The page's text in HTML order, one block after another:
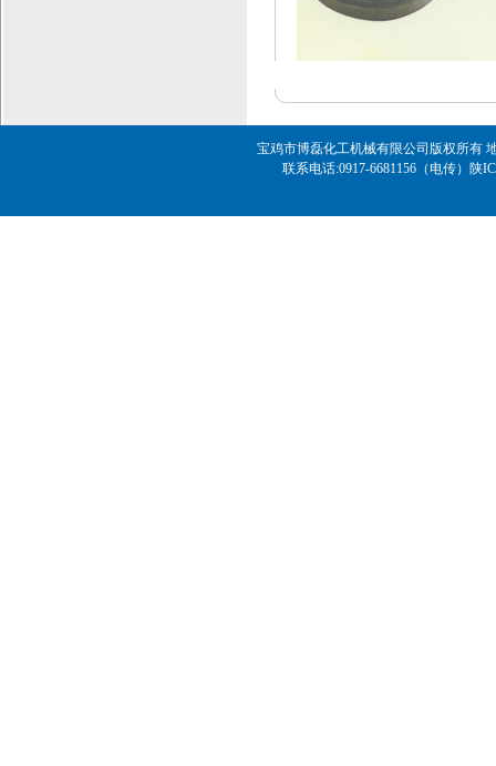
宝鸡市博磊化工机械有限公司版权所有
联系电话:0917-6681156（电传） 陕